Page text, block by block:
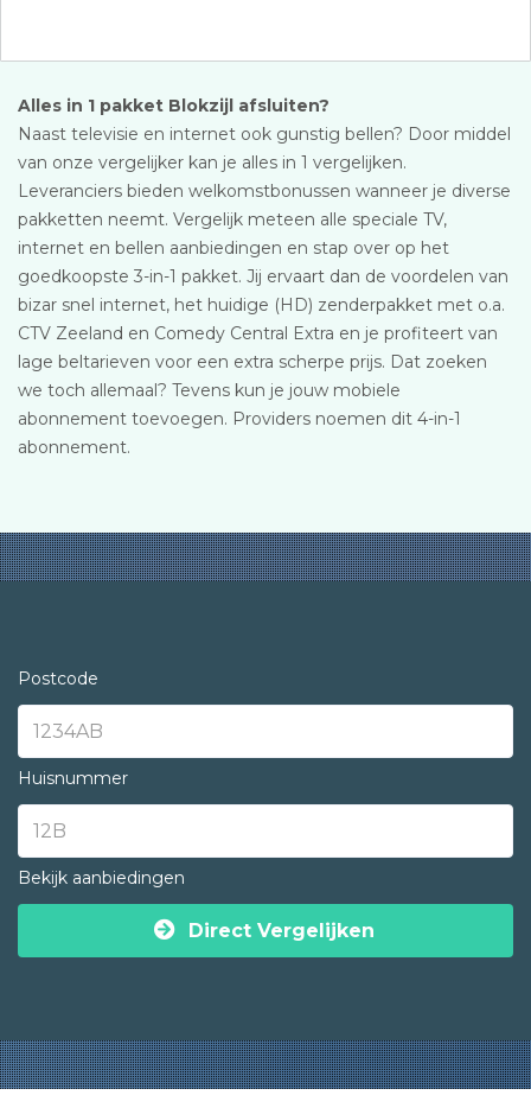
Alles in 1 pakket Blokzijl afsluiten?
Naast televisie en internet ook gunstig bellen? Door middel
van onze vergelijker kan je alles in 1 vergelijken.
Leveranciers bieden welkomstbonussen wanneer je diverse
pakketten neemt. Vergelijk meteen alle speciale TV,
internet en bellen aanbiedingen en stap over op het
goedkoopste 3-in-1 pakket. Jij ervaart dan de voordelen van
bizar snel internet, het huidige (HD) zenderpakket met o.a.
CTV Zeeland en Comedy Central Extra en je profiteert van
lage beltarieven voor een extra scherpe prijs. Dat zoeken
we toch allemaal? Tevens kun je jouw mobiele
abonnement toevoegen. Providers noemen dit 4-in-1
abonnement.
Postcode
Huisnummer
Bekijk aanbiedingen
Direct Vergelijken